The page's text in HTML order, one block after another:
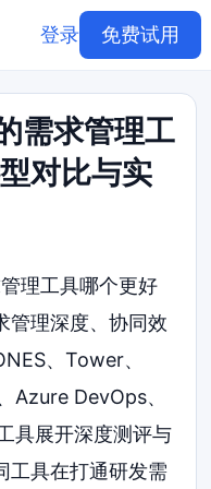
登录 免费试用
需求管理工
对比与实
理工具哪个更好
管理深度、协同效
、Tower、
Azure DevOps、
具展开深度测评与
工具在打通研发需